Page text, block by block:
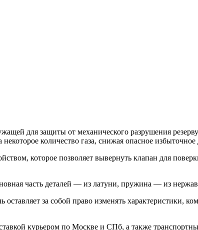
для защиты от механического разрушения
количество газа, снижая опасное избыточное
которое позволяет вывернуть клапан для
часть деталей — из латуни, пружина — из
за собой право изменять характеристики,
курьером по Москве и СПб, а также